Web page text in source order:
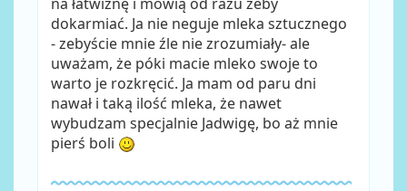
dokarmiać. Ja nie neguje mleka sztucznego
- zebyście mnie źle nie zrozumiały- ale
uważam, że póki macie mleko swoje to
warto je rozkręcić. Ja mam od paru dni
nawał i taką ilość mleka, że nawet
wybudzam specjalnie Jadwigę, bo aż mnie
pierś boli